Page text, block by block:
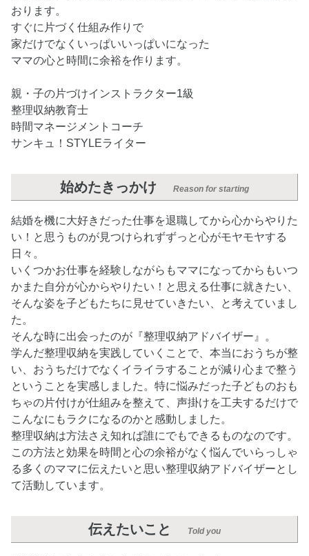
おります。
すぐに片づく仕組み作りで
家だけでなくいっぱいいっぱいになった
ママの心と時間に余裕を作ります。
親・子の片づけインストラクター1級
整理収納教育士
時間マネージメントコーチ
サンキュ！STYLEライター
始めたきっかけ Reason for starting
結婚を機に大好きだった仕事を退職してから心からやりた
い！と思うものが見つけられずずっと心がモヤモヤする
日々。
いくつかお仕事を経験しながらもママになってからもいつ
かまた自分が心からやりたい！と思える仕事に就きたい、
そんな姿を子どもたちに見せていきたい、と考えていまし
た。
そんな時に出会ったのが『整理収納アドバイザー』。
学んだ整理収納を実践していくことで、本当におうちが整
い、おうちだけでなくイライラすることが減り心まで整う
ということを実感しました。特に悩みだった子どものおも
ちゃの片付けが仕組みを整えて、声掛けを工夫するだけで
こんなにもラクになるのかと感動しました。
整理収納は方法さえ知れば誰にでもできるものなのです。
この方法と効果を時間と心の余裕がなく悩んでいらっしゃ
る多くのママに伝えたいと思い整理収納アドバイザーとし
て活動しています。
伝えたいこと Told you